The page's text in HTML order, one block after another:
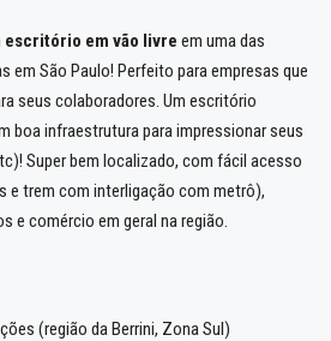
escritório em vão livre em uma das
em São Paulo! Perfeito para empresas que
seus colaboradores. Um escritório
boa infraestrutura para impressionar seus
Super bem localizado, com fácil acesso
e trem com interligação com metrô),
e comércio em geral na região.
(região da Berrini, Zona Sul)